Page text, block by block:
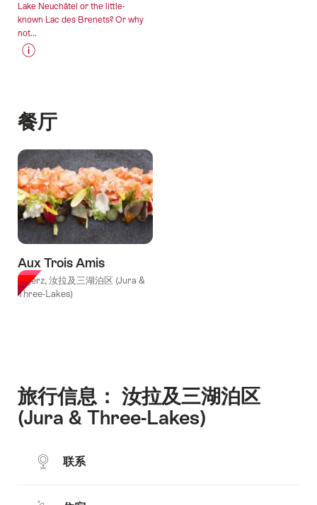
Lake Neuchâtel or the little-
known Lac des Brenets? Or why
not...
息
"Neuchâtel
Card"
餐厅
Aux Trois Amis
Ligerz, 汝拉及三湖泊区 (Jura &
Three-Lakes)
旅行信息： 汝拉及三湖泊区
(Jura & Three-Lakes)
联系